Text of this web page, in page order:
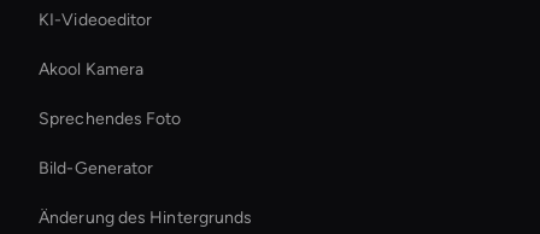
KI-Videoeditor
Akool Kamera
Sprechendes Foto
Bild-Generator
Änderung des Hintergrunds